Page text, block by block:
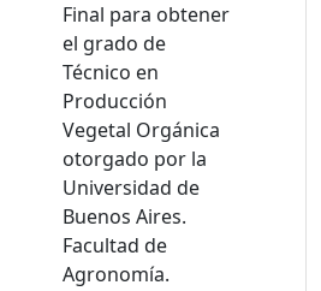
Final para obtener
el grado de
Técnico en
Producción
Vegetal Orgánica
otorgado por la
Universidad de
Buenos Aires.
Facultad de
Agronomía.